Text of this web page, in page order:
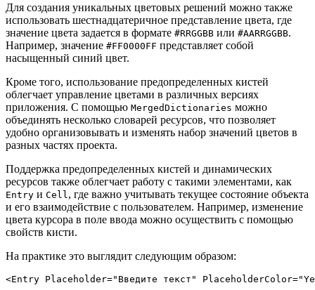
Для создания уникальных цветовых решений можно также
использовать шестнадцатеричное представление цвета, где
значение цвета задается в формате #RRGGBB или #AARRGGBB.
Например, значение #FF0000FF представляет собой
насыщенный синий цвет.
Кроме того, использование предопределенных кистей
облегчает управление цветами в различных версиях
приложения. С помощью MergedDictionaries можно
объединять несколько словарей ресурсов, что позволяет
удобно организовывать и изменять набор значений цветов в
разных частях проекта.
Поддержка предопределенных кистей и динамических
ресурсов также облегчает работу с такими элементами, как
Entry и Cell , где важно учитывать текущее состояние объекта
и его взаимодействие с пользователем. Например, изменение
цвета курсора в поле ввода можно осуществить с помощью
свойств кисти.
На практике это выглядит следующим образом:
<Entry Placeholder="Введите текст"